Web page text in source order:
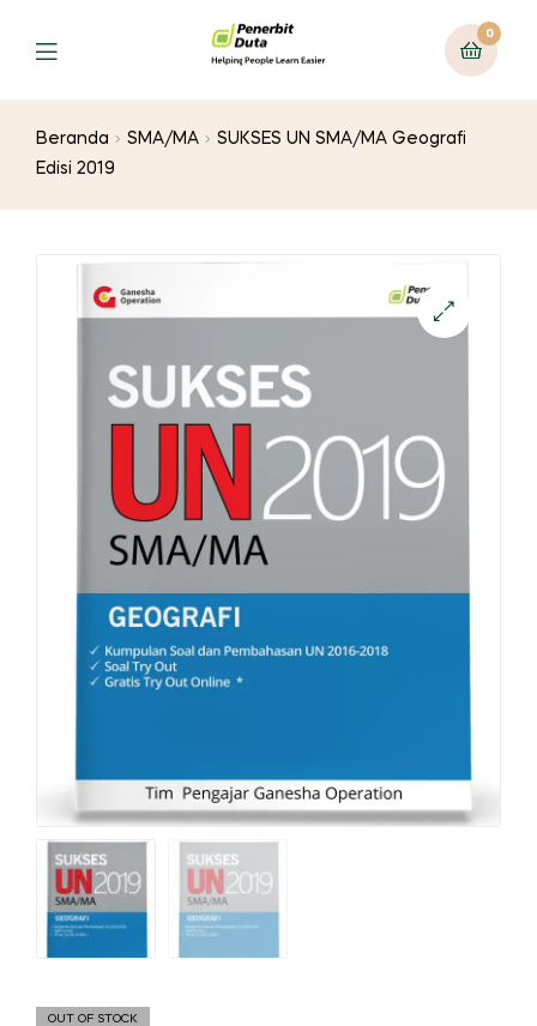
Menu
0
Beranda SMA/MA
SUKSES UN SMA/MA Geografi
Edisi 2019
OUT OF STOCK